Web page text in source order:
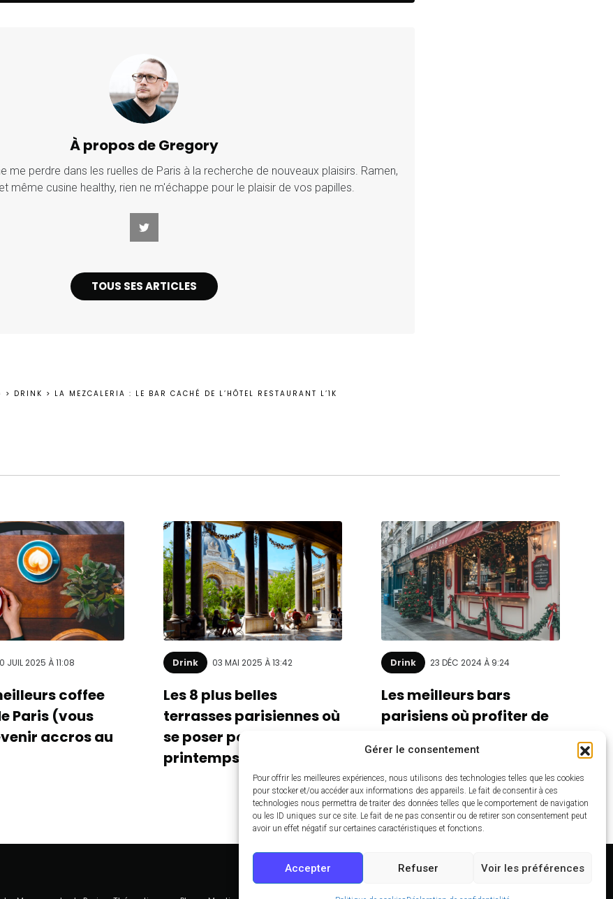
Gérer le consentement
Pour offrir les meilleures expériences, nous utilisons des technologies telles que les cookies
pour stocker et/ou accéder aux informations des appareils. Le fait de consentir à ces
technologies nous permettra de traiter des données telles que le comportement de navigation
ou les ID uniques sur ce site. Le fait de ne pas consentir ou de retirer son consentement peut
avoir un effet négatif sur certaines caractéristiques et fonctions.
Accepter Refuser Voir les préférences
À propos de Gregory
me perdre dans les ruelles de Paris à la recherche de nouveaux plaisirs. Ramen,
même cusine healthy, rien ne m'échappe pour le plaisir de vos papilles.
TOUS SES ARTICLES
> DRINK > LA MEZCALERIA : LE BAR CACHÉ DE L’HÔTEL RESTAURANT L’1K
JUIL 2025 À 11:08
coffee
Paris (vous
accros au
Drink 03 MAI 2025 À 13:42
Les 8 plus belles
terrasses parisiennes où
se poser pour profiter du
printemps
Drink 23 DÉC 2024 À 9:24
Les meilleurs bars
parisiens où profiter de